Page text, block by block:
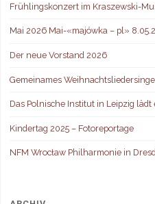
Frühlingskonzert im Kraszewski-
Mai 2026 Mai-«majówka – pl»
Der neue Vorstand 2026
Gemeinames
Das Polnische Institut in Leipzig lädt
Kindertag 2025 – Fotoreportage
NFM Wrocław Philharmonie in